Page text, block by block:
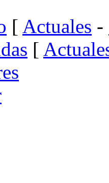
[ Actuales -
[